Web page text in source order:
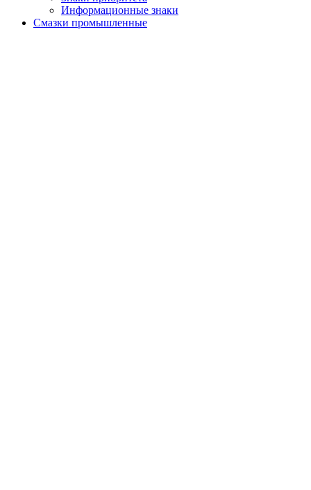
Информационные знаки
Смазки промышленные